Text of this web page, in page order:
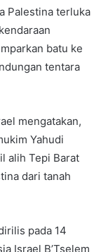
Palestina terluka
batu ke
tentara
mengatakan,
Yahudi
alih Tepi Barat
dari tanah
pada 14
Israel B’Tselem